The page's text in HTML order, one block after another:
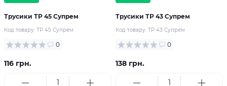
Трусики ТР 45 Супрем
Код товару: ТР 45 Супрем
0
116 грн.
Трусики ТР 43 Супрем
Код товару: ТР 43 Супрем
0
138 грн.